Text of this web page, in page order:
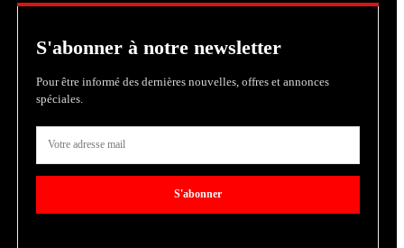
S'abonner à notre newsletter
Pour être informé des dernières nouvelles, offres et annonces
spéciales.
S'abonner